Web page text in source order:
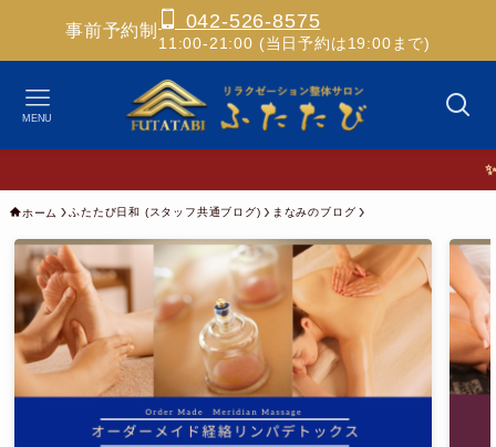
事前予約制 042-526-8575
11:00-21:00 (当日予約は19:00まで)
MENU
✨ホス
ホーム ふたたび日和 (スタッフ共通ブログ) まなみのブログ